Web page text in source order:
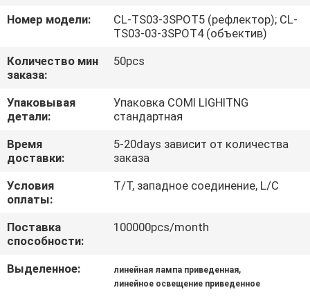
ПРОВЕРКА
МЫ
НОВОСТИ
СЛУЧАИ
КАРТА
САЙТА
Номер модели:
CL-TS03-3SPOT5 (рефлектор); CL-
TS03-03-3SPOT4 (объектив)
Количество мин
заказа:
50pcs
Упаковывая
детали:
Упаковка COMI LIGHITNG
стандартная
Время
доставки:
5-20days зависит от количества
заказа
Условия
оплаты:
T/T, западное соединение, L/C
Поставка
способности:
100000pcs/month
Выделенное: линейная лампа приведенная,
линейное освещение приведенное